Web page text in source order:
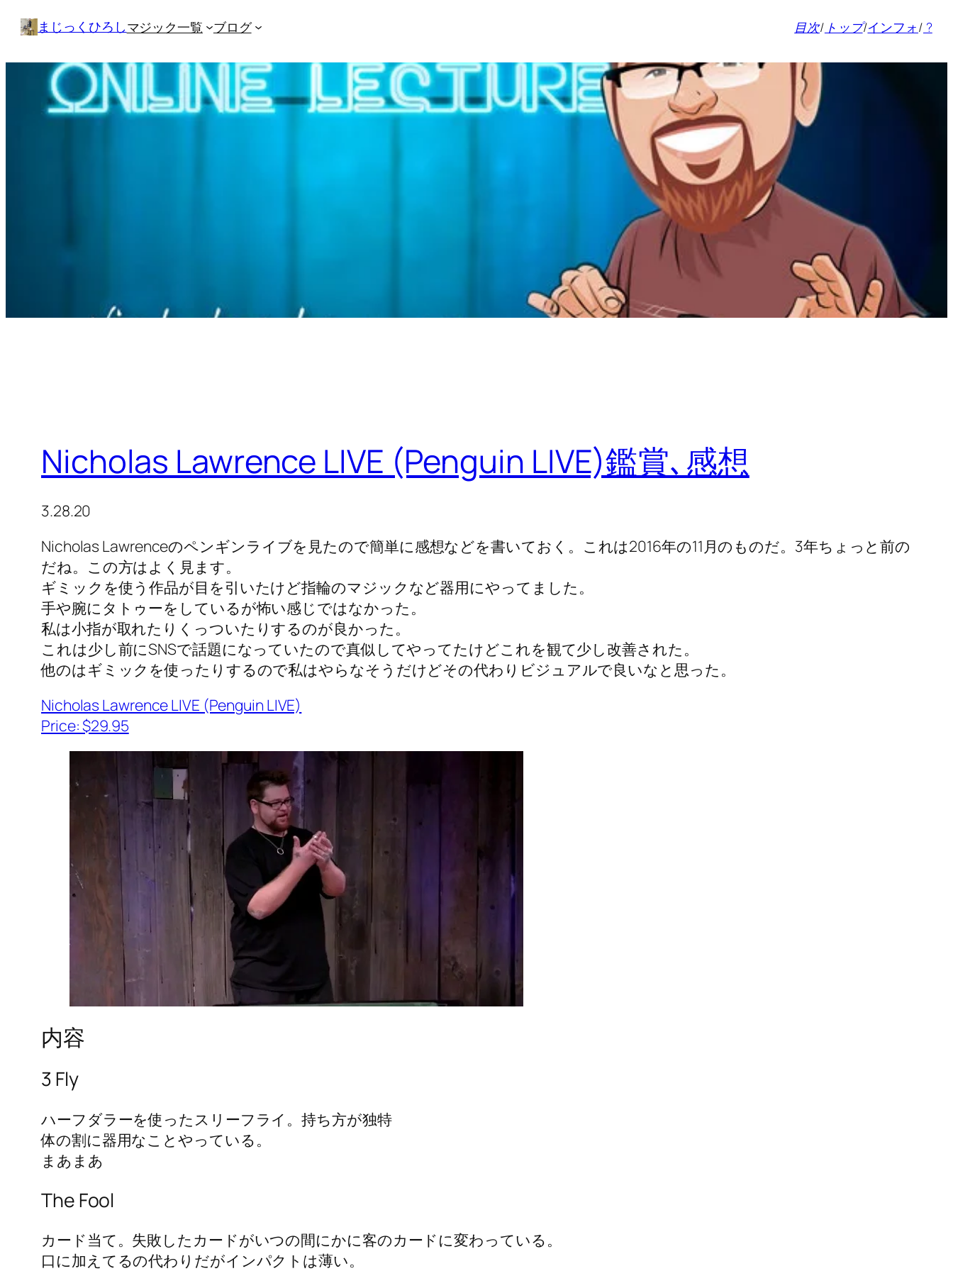
まじっくひろしマジック一覧 ブログ 目次/ トップ/インフォ/ ?
Nicholas Lawrence LIVE (Penguin LIVE)鑑賞､感想
3.28.20
Nicholas Lawrenceのペンギンライブを見たので簡単に感想などを書いておく。これは2016年の11月のものだ。3年ちょっと前の
だね。この方はよく見ます。
ギミックを使う作品が目を引いたけど指輪のマジックなど器用にやってました。
手や腕にタトゥーをしているが怖い感じではなかった。
私は小指が取れたりくっついたりするのが良かった。
これは少し前にSNSで話題になっていたので真似してやってたけどこれを観て少し改善された。
他のはギミックを使ったりするので私はやらなそうだけどその代わりビジュアルで良いなと思った。
Nicholas Lawrence LIVE (Penguin LIVE)
Price: $29.95
内容
3 Fly
ハーフダラーを使ったスリーフライ。持ち方が独特
体の割に器用なことやっている。
まあまあ
The Fool
カード当て。失敗したカードがいつの間にかに客のカードに変わっている。
口に加えてるの代わりだがインパクトは薄い。